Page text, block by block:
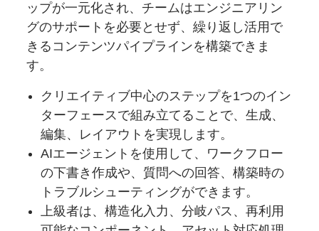
ップが一元化され、チームはエンジニアリン
グのサポートを必要とせず、繰り返し活用で
きるコンテンツパイプラインを構築できま
す。
クリエイティブ中心のステップを1つのイン
ターフェースで組み立てることで、生成、
編集、レイアウトを実現します。
AIエージェントを使用して、ワークフロー
の下書き作成や、質問への回答、構築時の
トラブルシューティングができます。
上級者は、構造化入力、分岐パス、再利用